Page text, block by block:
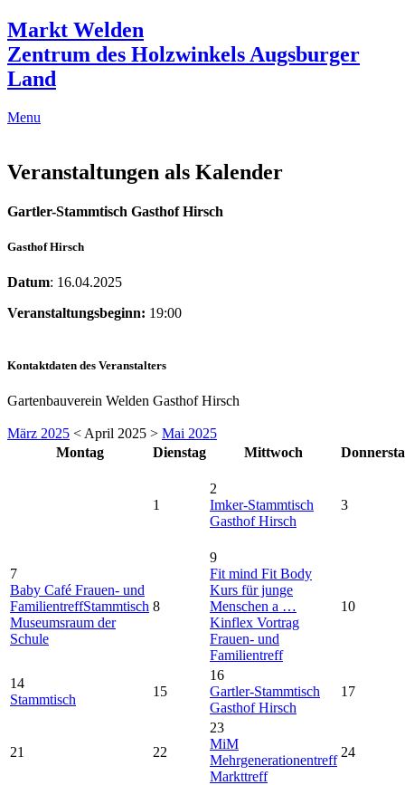
Markt Welden
Zentrum des Holzwinkels Augsburger
Land
Menu
Veranstaltungen als Kalender
Gartler-Stammtisch Gasthof Hirsch
Gasthof Hirsch
Datum: 16.04.2025
Veranstaltungsbeginn: 19:00
Kontaktdaten des Veranstalters
Gartenbauverein Welden Gasthof Hirsch
März 2025 < April 2025 > Mai 2025
Montag
Dienstag Mittwoch
1
2
Imker-Stammtisch
Gasthof Hirsch
3
7
Baby Café Frauen- und
FamilientreffStammtisch
Museumsraum der
Schule
8
9
Fit mind Fit Body
Kurs für junge
Menschen a …
Kinflex Vortrag
Frauen- und
Familientreff
10
14
Stammtisch
15
16
Gartler-Stammtisch
Gasthof Hirsch
17
21 22
23
MiM
Mehrgenerationentreff
Markttreff
24